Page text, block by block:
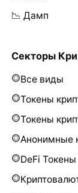
📉 Дамп
Секторы
Все виды
Токены
Токены
Анонимные
DeFi Токены